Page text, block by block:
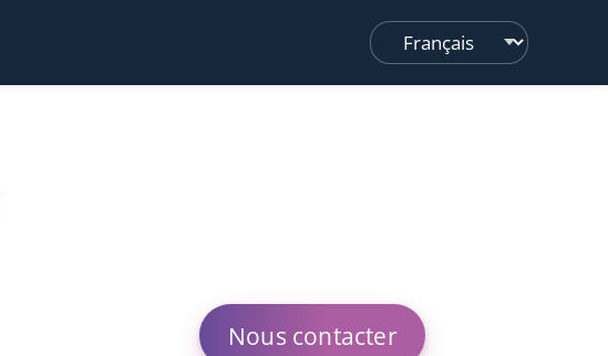
Changer
de
Nous contacter